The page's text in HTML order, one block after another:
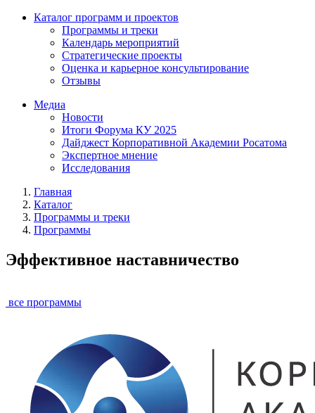
Каталог программ и проектов
Программы и треки
Календарь мероприятий
Стратегические проекты
Оценка и карьерное консультирование
Отзывы
Медиа
Новости
Итоги Форума КУ 2025
Дайджест Корпоративной Академии Росатома
Экспертное мнение
Исследования
Главная
Каталог
Программы и треки
Программы
Эффективное наставничество
все программы